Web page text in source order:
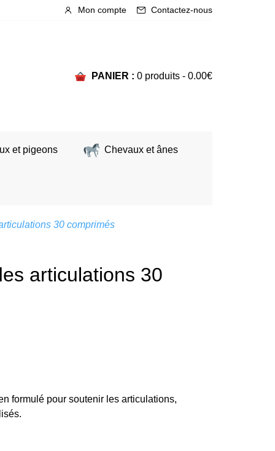
Mon compte Contactez-nous
PANIER : 0 produits - 0.00€
et pigeons Chevaux et ânes
30 comprimés
articulations 30
formulé pour soutenir les articulations,